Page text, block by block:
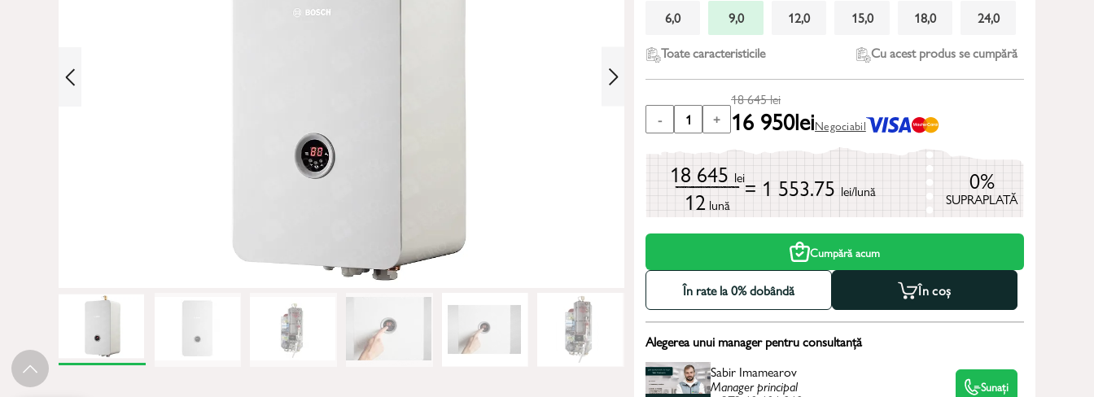
6,0
9,0 12,0 15,0 18,0
24,0
Toate caracteristicile
Cu acest produs se cumpără
- 1 +
18 645lei
16 950leiNegociabil
18 645 lei
12 lună
= 1 553.75 lei/lună 0%
SUPRAPLATĂ
Cumpără acum
În rate la 0% dobândă În coș
Alegerea unui manager pentru consultanță
Sabir Imamearov
Manager principal Sunați